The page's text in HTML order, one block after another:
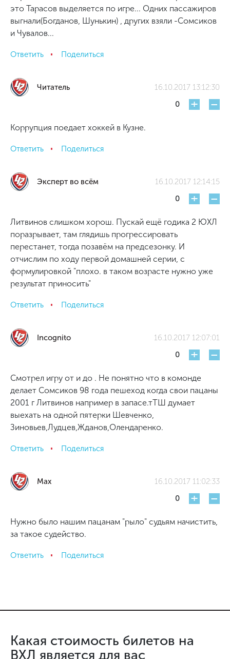
это Тарасов выделяется по игре... Одних пассажиров
выгнали(Богданов, Шунькин) , других взяли -Сомсиков
и Чувалов...
Ответить Поделиться
Читатель
16.10.2017 13:12:30
0
+ -
Коррупция поедает хоккей в Кузне.
Ответить Поделиться
Эксперт во всём
16.10.2017 12:14:15
0
+ -
Литвинов слишком хорош. Пускай ещё годика 2 ЮХЛ
поразрывает, там глядишь прогрессировать
перестанет, тогда позавём на предсезонку. И
отчислим по ходу первой домашней серии, с
формулировкой "плохо. в таком возрасте нужно уже
результат приносить"
Ответить Поделиться
Incognito
16.10.2017 12:07:01
0
+ -
Смотрел игру от и до . Не понятно что в комонде
делает Сомсиков 98 года пешеход когда свои пацаны
2001 г Литвинов например в запасе.тТШ думает
выехать на одной пятерки Шевченко,
Зиновьев,Лудцев,Жданов,Олендаренко.
Ответить Поделиться
Max
16.10.2017 11:02:33
0
+ -
Нужно было нашим пацанам "рыло" судьям начистить,
за такое судейство.
Ответить Поделиться
Какая стоимость билетов на
ВХЛ является для вас